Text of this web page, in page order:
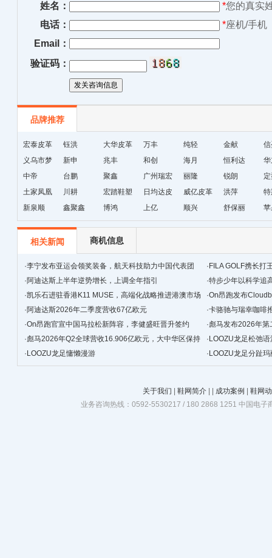
姓名：
*您的真实
电话：
*座机/手机
Email：
验证码：
品牌推荐
宏泰皮革 钰洪 大华皮革 万丰 纯轻 金献
义乌市梦
妮饰品厂
新申 兆丰 和创 海月 恒利达
中帝
台鹏 聚鑫
广州瑞宏
鞋材
丽隆 锐朗
土家凤凰
十字绣鞋
垫厂
川耕 宏踏鞋塑
日均达皮
革
威亿皮革 洪萍
新泉顺 鑫聚鑫 博鸿 上亿 顺兴 舒保丽
相关新闻 商机信息
·李宁发布亚运会领奖装备，航天科技助力中国代表团 · FILA GOLF携长打
法
·阿迪达斯上半年逆势增长，上调全年指引 ·特步少年以科学追
生态
·凯乐石进驻香港K11 MUSE，高端化战略推进港澳市场 ·On昂跑发布
·阿迪达斯2026年二季度营收67亿欧元 ·卡骆驰与瑞幸咖啡
·On昂跑官宣中国马拉松新阵容，李健盛旺晋升签约 ·彪马发布2026年
·彪马2026年Q2全球营收16.906亿欧元，大中华区保持
韧性增长
· LOOZU龙足松弛语
· LOOZU龙足慵懒漫游 · LOOZU龙足分趾
关于我们 鞋网简介 成功案例
鞋网
业务咨询热线：0592-5530217 / 180 2868 1251 中国电